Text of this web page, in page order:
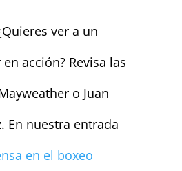
ver a un
acción? Revisa las
o Juan
En nuestra entrada
en el boxeo